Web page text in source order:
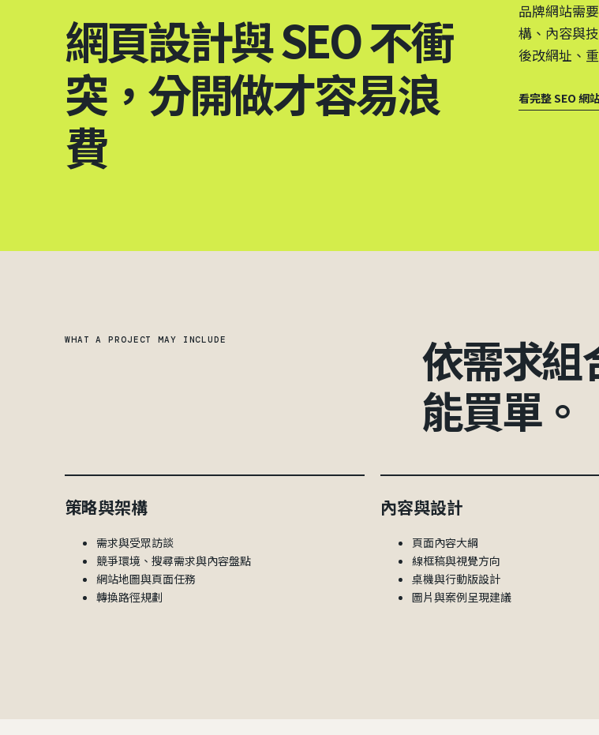
網頁設計與 SEO 不衝
突，分開做才容易浪
費
品牌網站需
構、內容與
後改網址、
看完整 SEO 網
WHAT A PROJECT MAY INCLUDE
依需求組
能買單。
策略與架構
需求與受眾訪談
競爭環境、搜尋需求與內容盤點
網站地圖與頁面任務
轉換路徑規劃
內容與設計
頁面內容大綱
線框稿與視覺方向
桌機與行動版設計
圖片與案例呈現建議